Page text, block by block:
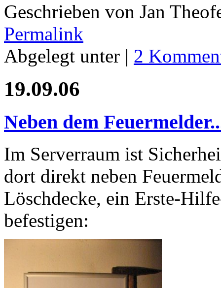
Geschrieben von Jan
Permalink
Abgelegt unter | 2
19.09.06
Neben dem
Im Serverraum ist
dort direkt neben
Löschdecke, ein Erste-
befestigen: